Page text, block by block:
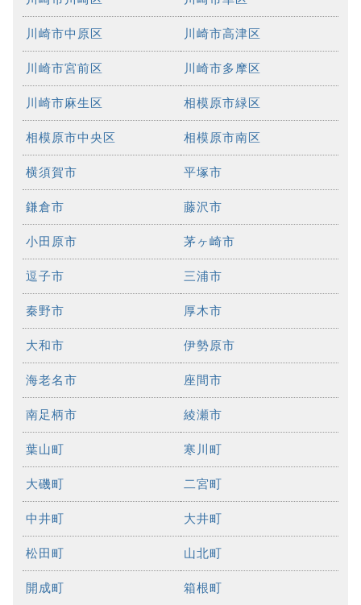
川崎市中原区 川崎市高津区
川崎市宮前区 川崎市多摩区
川崎市麻生区 相模原市緑区
相模原市中央区 相模原市南区
横須賀市 平塚市
鎌倉市 藤沢市
小田原市 茅ヶ崎市
逗子市 三浦市
秦野市 厚木市
大和市 伊勢原市
海老名市 座間市
南足柄市 綾瀬市
葉山町 寒川町
大磯町 二宮町
中井町 大井町
松田町 山北町
開成町 箱根町